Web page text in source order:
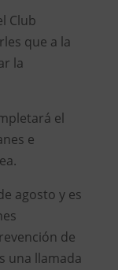
Club
que a la
la
el
e
agosto y es
de
una llamada